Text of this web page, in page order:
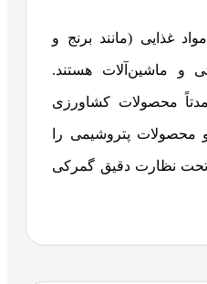
غذایی (مانند برنج و
و ماشین‌آلات هستند.
محصولات کشاورزی
محصولات پتروشیمی را
تحت نظارت دقیق گمرکی